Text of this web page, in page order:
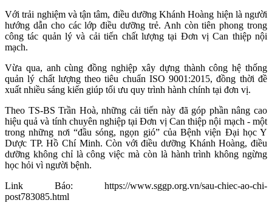
Với trải nghiệm và tận tâm, điều dưỡng Khánh Hoàng hiện là người
hướng dẫn cho các lớp điều dưỡng trẻ. Anh còn tiên phong trong
công tác quản lý và cải tiến chất lượng tại Đơn vị Can thiệp nội
mạch.
Vừa qua, anh cùng đồng nghiệp xây dựng thành công hệ thống
quản lý chất lượng theo tiêu chuẩn ISO 9001:2015, đồng thời đề
xuất nhiều sáng kiến giúp tối ưu quy trình hành chính tại đơn vị.
Theo TS-BS Trần Hoà, những cải tiến này đã góp phần nâng cao
hiệu quả và tính chuyên nghiệp tại Đơn vị Can thiệp nội mạch - một
trong những nơi “đầu sóng, ngọn gió” của Bệnh viện Đại học Y
Dược TP. Hồ Chí Minh. Còn với điều dưỡng Khánh Hoàng, điều
dưỡng không chỉ là công việc mà còn là hành trình không ngừng
học hỏi vì người bệnh.
Link Báo: https://www.sggp.org.vn/sau-chiec-ao-chi-
post783085.html